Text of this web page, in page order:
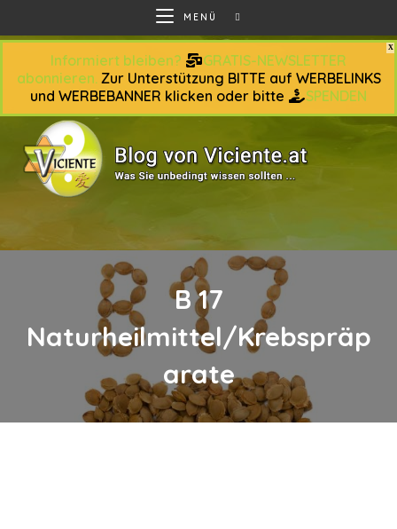
Inhalt
MENÜ
B 17
Naturheilmittel/Krebspräp
arate
Informiert bleiben?
GRATIS-NEWSLETTER
abonnieren.Zur Unterstützung BITTE auf WERBELINKS
und WERBEBANNER klicken oder bitte
SPENDEN